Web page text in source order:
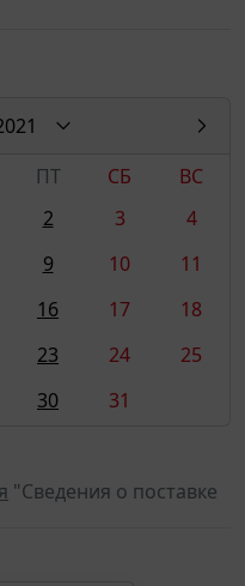
ПТ СБ
ВС
2 3
4
9 10
11
16 17
18
23 24
25
30 31
"Сведения о поставке